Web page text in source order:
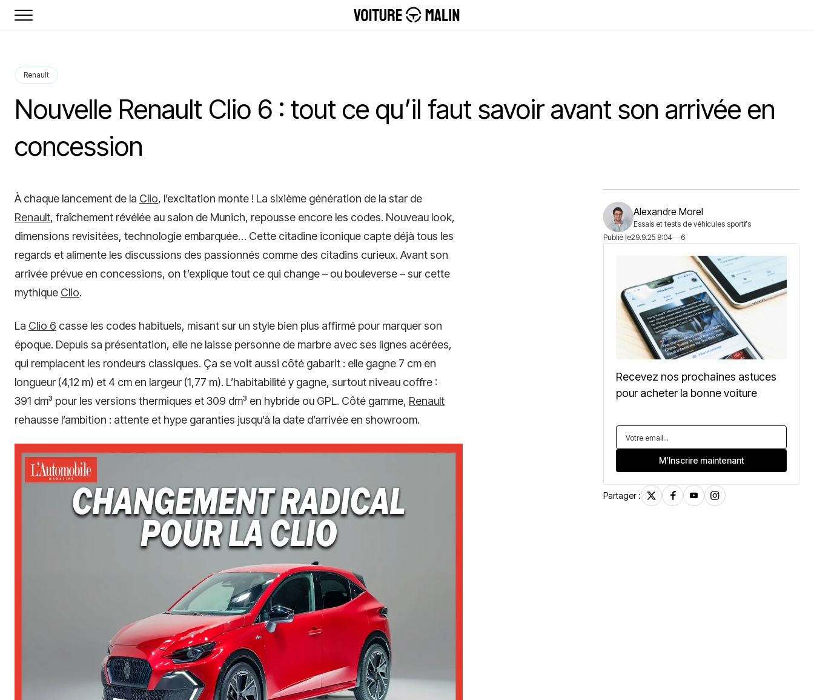
Renault
Nouvelle Renault Clio 6 : tout ce qu’il faut savoir avant son arrivée en
concession
À chaque lancement de la Clio, l’excitation monte ! La sixième génération de la star de
Renault, fraîchement révélée au salon de Munich, repousse encore les codes. Nouveau look,
dimensions revisitées, technologie embarquée… Cette citadine iconique capte déjà tous les
regards et alimente les discussions des passionnés comme des citadins curieux. Avant son
arrivée prévue en concessions, on t’explique tout ce qui change – ou bouleverse – sur cette
mythique Clio.
La Clio 6 casse les codes habituels, misant sur un style bien plus affirmé pour marquer son
époque. Depuis sa présentation, elle ne laisse personne de marbre avec ses lignes acérées,
qui remplacent les rondeurs classiques. Ça se voit aussi côté gabarit : elle gagne 7 cm en
longueur (4,12 m) et 4 cm en largeur (1,77 m). L’habitabilité y gagne, surtout niveau coffre :
391 dm³ pour les versions thermiques et 309 dm³ en hybride ou GPL. Côté gamme, Renault
rehausse l’ambition : attente et hype garanties jusqu’à la date d’arrivée en showroom.
Alexandre Morel
Essais et tests de véhicules sportifs
Publié le29.9.25 8:04 6
Recevez nos prochaines astuces
pour acheter la bonne voiture
Partager :